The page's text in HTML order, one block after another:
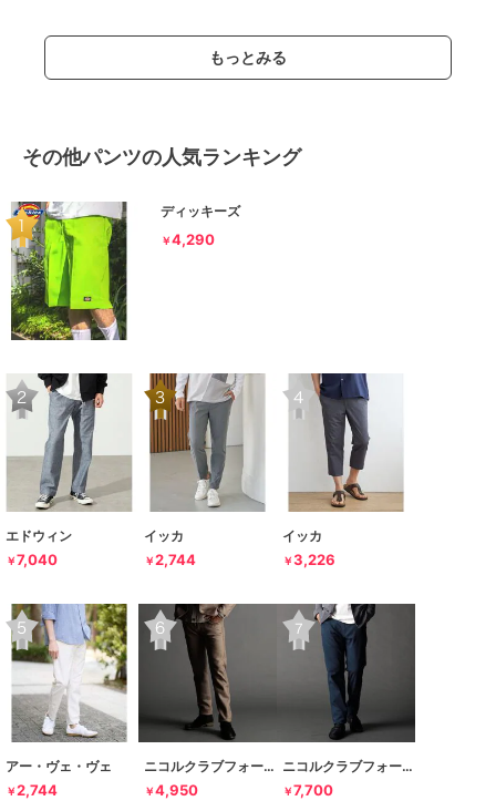
もっとみる
その他パンツの人気ランキング
ディッキーズ
￥4,290
エドウィン
￥7,040
イッカ
￥2,744
イッカ
￥3,226
アー・ヴェ・ヴェ
￥2,744
ニコルクラブフォーメン
￥4,950
ニコルクラブフォーメン
￥7,700